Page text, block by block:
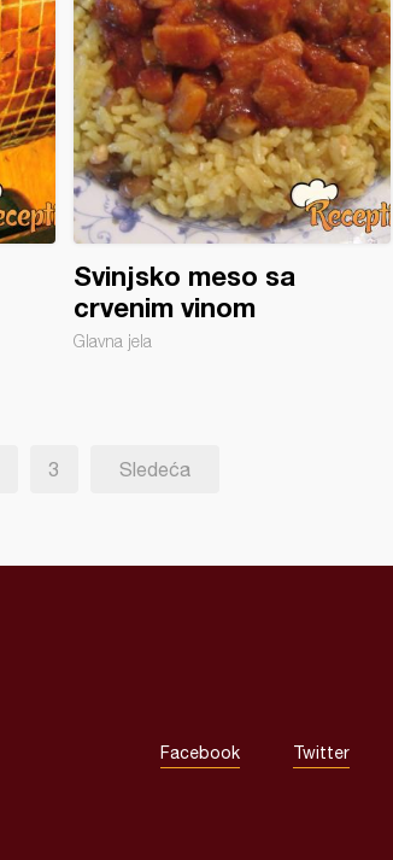
Svinjsko meso sa
crvenim vinom
Glavna jela
3 Sledeća
Facebook Twitter